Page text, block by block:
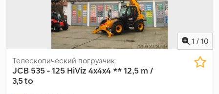
1 / 10
Телескопический погрузчик
JCB 535 - 125 HiViz 4x4x4 ** 12,5 m /
3,5 to